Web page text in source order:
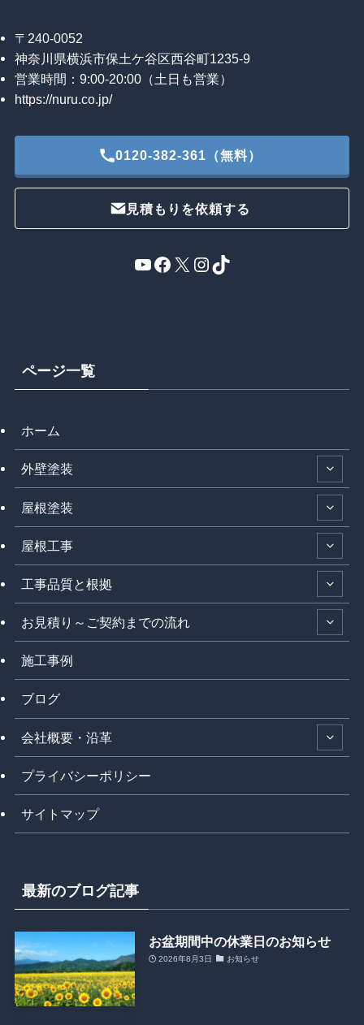
〒240-0052
神奈川県横浜市保土ケ谷区西谷町1235-9
営業時間：9:00-20:00（土日も営業）
https://nuru.co.jp/
0120-382-361（無料）
見積もりを依頼する
YouTube
Facebook
X Instagram
TikTok
ページ一覧
ホーム
外壁塗装
屋根塗装
屋根工事
工事品質と根拠
お見積り～ご契約までの流れ
施工事例
ブログ
会社概要・沿革
プライバシーポリシー
サイトマップ
最新のブログ記事
お盆期間中の休業日のお知らせ
2026年8月3日 お知らせ